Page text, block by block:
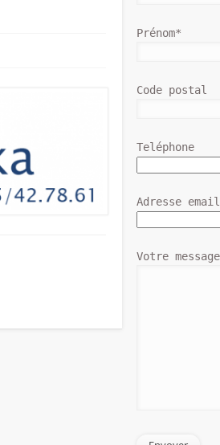
Prénom*
Code postal
Teléphone
Adresse
Votre message